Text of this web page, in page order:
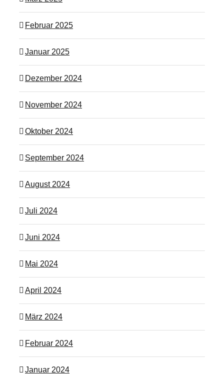
Februar 2025
Januar 2025
Dezember 2024
November 2024
Oktober 2024
September 2024
August 2024
Juli 2024
Juni 2024
Mai 2024
April 2024
März 2024
Februar 2024
Januar 2024